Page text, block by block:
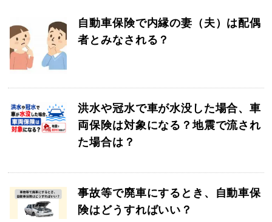
自動車保険で内縁の妻（夫）は配偶
者とみなされる？
洪水や冠水で車が水没した場合、車
両保険は対象になる？地震で流され
た場合は？
事故等で廃車にするとき、自動車保
険はどうすればいい？